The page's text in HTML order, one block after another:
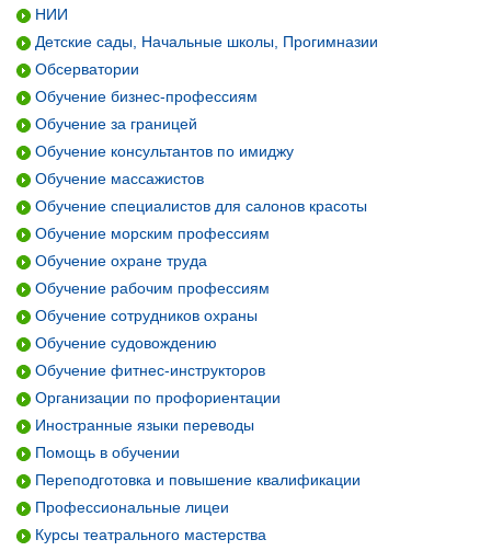
НИИ
Детские сады, Начальные школы, Прогимназии
Обсерватории
Обучение бизнес-профессиям
Обучение за границей
Обучение консультантов по имиджу
Обучение массажистов
Обучение специалистов для салонов красоты
Обучение морским профессиям
Обучение охране труда
Обучение рабочим профессиям
Обучение сотрудников охраны
Обучение судовождению
Обучение фитнес-инструкторов
Организации по профориентации
Иностранные языки переводы
Помощь в обучении
Переподготовка и повышение квалификации
Профессиональные лицеи
Курсы театрального мастерства